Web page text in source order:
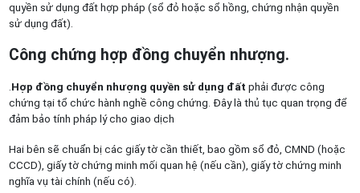
quyền sử dụng đất hợp pháp (sổ đỏ hoặc sổ hồng, chứng nhận quyền
sử dụng đất).
Công chứng hợp đồng chuyển nhượng.
.Hợp đồng chuyển nhượng quyền sử dụng đất phải được công
chứng tại tổ chức hành nghề công chứng. Đây là thủ tục quan trọng để
đảm bảo tính pháp lý cho giao dịch
Hai bên sẽ chuẩn bị các giấy tờ cần thiết, bao gồm sổ đỏ, CMND (hoặc
CCCD), giấy tờ chứng minh mối quan hệ (nếu cần), giấy tờ chứng minh
nghĩa vụ tài chính (nếu có).